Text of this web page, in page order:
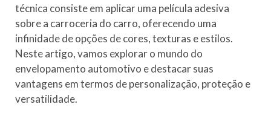
técnica consiste em aplicar uma película adesiva
sobre a carroceria do carro, oferecendo uma
infinidade de opções de cores, texturas e estilos.
Neste artigo, vamos explorar o mundo do
envelopamento automotivo e destacar suas
vantagens em termos de personalização, proteção e
versatilidade.